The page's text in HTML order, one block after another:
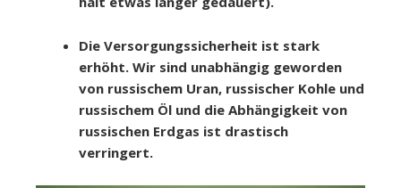
Die Versorgungssicherheit ist stark
erhöht. Wir sind unabhängig geworden
von russischem Uran, russischer Kohle und
russischem Öl und die Abhängigkeit von
russischen Erdgas ist drastisch
verringert.